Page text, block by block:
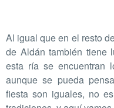
Al igual que en el resto
de Aldán también tiene
esta ría se encuentran
aunque se pueda
fiesta son iguales, no